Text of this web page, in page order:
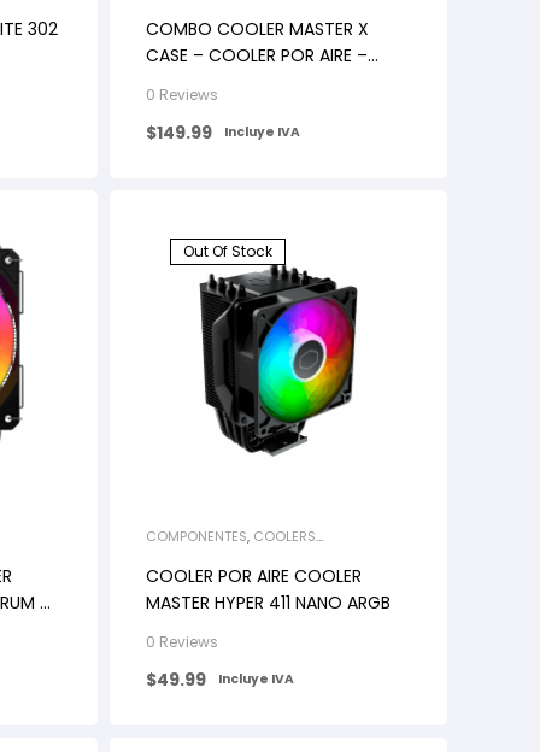
302
PODER
COMBO COOLER MASTER X
CASE – COOLER POR AIRE –
0 Reviews
$149.99 Incluye IVA
V3
Out Of Stock
COMPONENTES, COOLERS
COOLER POR AIRE COOLER
MASTER HYPER 411 NANO ARGB
0 Reviews
$49.99 Incluye IVA